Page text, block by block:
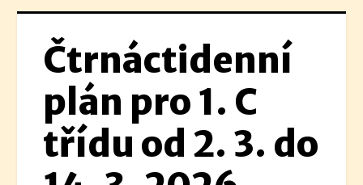
Čtrnáctidenní
plán pro 1. C
třídu od 2. 3. do